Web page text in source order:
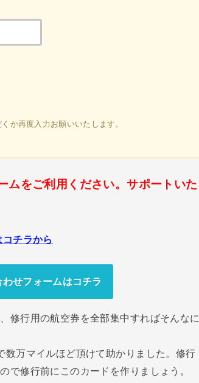
か再度入力お願いいたします。
ムをご利用ください。サポートいた
チラから
せフォームはコチラ
修行用の航空券を全部集中すればそんなに
万マイルほど頂けて助かりました。修行
で修行前にこのカードを作りましょう。